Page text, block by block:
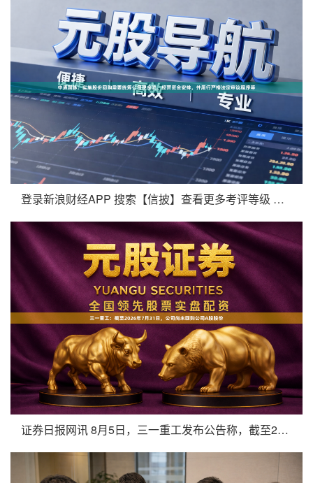
登录新浪财经APP 搜索【信披】查看更多考评等级 股票杠杆配
证券日报网讯 8月5日，三一重工发布公告称，截至2026年7